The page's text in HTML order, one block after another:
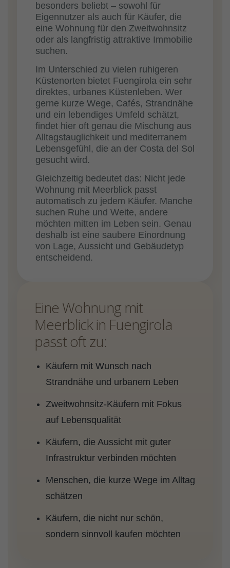
besonders beliebt – sowohl für
Eigennutzer als auch für Käufer, die
eine Wohnung für den Zweitwohnsitz
oder als langfristig attraktive Immobilie
suchen.
Im Unterschied zu vielen ruhigeren
Küstenorten bietet Fuengirola ein sehr
direktes, urbanes Küstenleben. Wer
gerne kurze Wege, Cafés, Strandnähe
und ein lebendiges Umfeld schätzt,
findet hier oft genau die Mischung aus
Alltagstauglichkeit und mediterranem
Lebensgefühl, die an der Costa del Sol
gesucht wird.
Gleichzeitig bedeutet das: Nicht jede
Wohnung mit Meerblick passt
automatisch zu jedem Käufer. Manche
suchen Ruhe und Weite, andere
möchten mitten im Leben sein. Genau
deshalb ist eine saubere Einordnung
von Lage, Aussicht und Gebäudetyp
entscheidend.
Eine Wohnung mit
Meerblick in Fuengirola
passt oft zu:
Käufern mit Wunsch nach
Strandnähe und urbanem Leben
Zweitwohnsitz-Käufern mit Fokus
auf Lebensqualität
Käufern, die Aussicht mit guter
Infrastruktur verbinden möchten
Menschen, die kurze Wege im Alltag
schätzen
Käufern, die nicht nur schön,
sondern sinnvoll kaufen möchten